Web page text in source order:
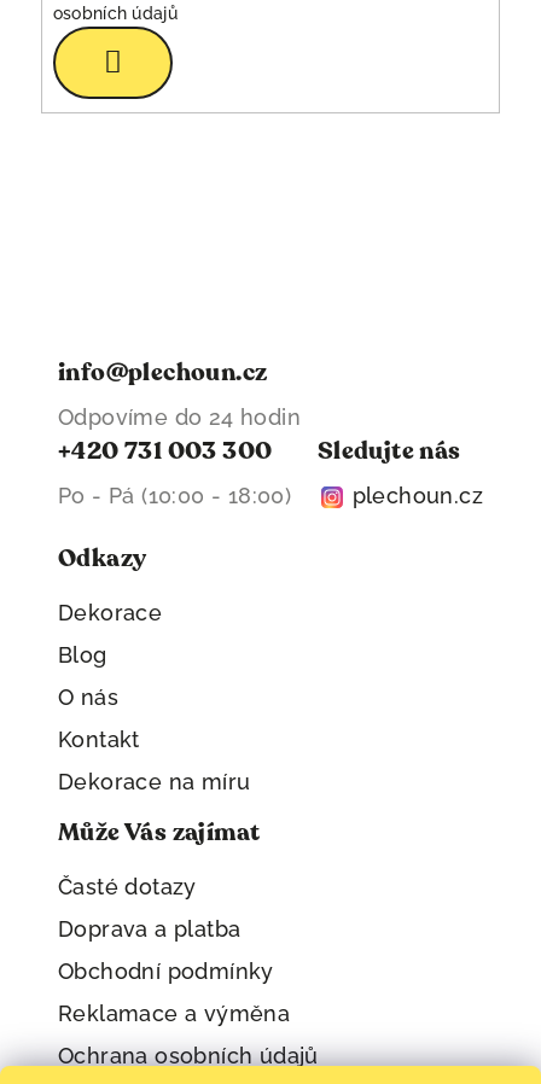
osobních údajů
Přihlásit
info@plechoun.cz
Odpovíme do 24 hodin
+420 731 003 300
Po - Pá (10:00 - 18:00)
Sledujte nás
plechoun.cz
Odkazy
Dekorace
Blog
O nás
Kontakt
Dekorace na míru
Může Vás zajímat
Časté dotazy
Doprava a platba
Obchodní podmínky
Reklamace a výměna
Ochrana osobních údajů